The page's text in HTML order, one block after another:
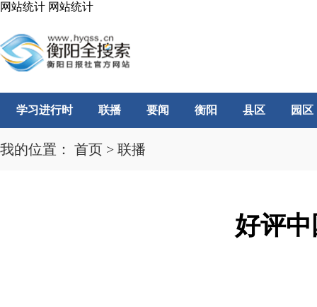
网站统计 网站统计
学习进行时 联播 要闻 衡阳 县区 园区
我的位置： 首页 > 联播
好评